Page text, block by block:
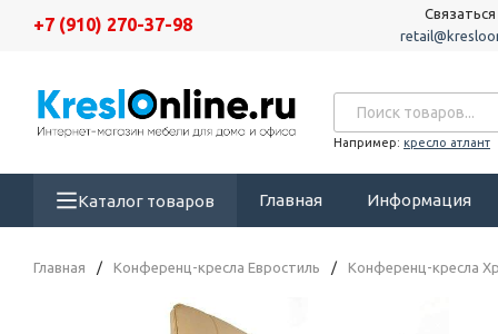
+7 (910) 270-37-98
Например: кресло атлант
Каталог товаров Главная Информация
Главная / Конференц-кресла Евростиль / Конференц-кресла